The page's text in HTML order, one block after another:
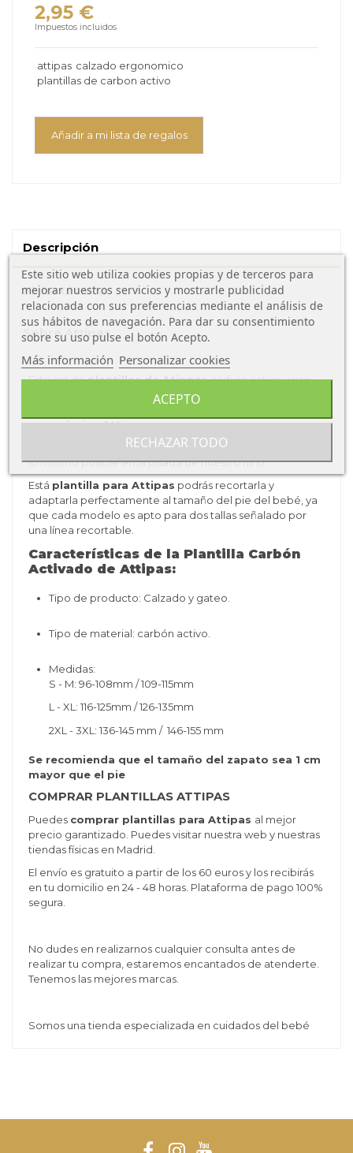
2,95 €
Impuestos incluidos
attipas calzado ergonomico
plantillas de carbon activo
Añadir a mi lista de regalos
Descripción
Ficha técnica
Sobre Attipas
Este set deplantillas de Atippascarbón activo y rizo,
viene en un novedoso material que ayudará a evitar el
ergonómico Attipas.
Además viene en un formato extra fino para que
lo mínimo posible en la pisada de nuestro niño.
Está plantilla para Attipas podrás recortarla y
adaptarla perfectamente al tamaño del pie del bebé, ya
que cada modelo es apto para dos tallas señalado por
una línea recortable.
Características de la Plantilla Carbón
Activado de Attipas:
Tipo de producto: Calzado y gateo.
Tipo de material: carbón activo.
Medidas:
S - M: 96-108mm / 109-115mm
L - XL: 116-125mm / 126-135mm
2XL - 3XL: 136-145 mm / 146-155 mm
Se recomienda que el tamaño del zapato sea 1 cm
mayor que el pie
COMPRAR PLANTILLAS ATTIPAS
Puedes comprar plantillas para Attipas al mejor
precio garantizado. Puedes visitar nuestra web y nuestras
tiendas físicas en Madrid.
El envío es gratuito a partir de los 60 euros y los recibirás
en tu domicilio en 24 - 48 horas. Plataforma de pago 100%
segura.
No dudes en realizarnos cualquier consulta antes de
realizar tu compra, estaremos encantados de atenderte.
Tenemos las mejores marcas.
Somos una tienda especializada en cuidados del bebé
Este sitio web utiliza cookies propias y de terceros para
mejorar nuestros servicios y mostrarle publicidad
relacionada con sus preferencias mediante el análisis de
sus hábitos de navegación. Para dar su consentimiento
sobre su uso pulse el botón Acepto.
Más información Personalizar cookies
RECHAZAR TODO
ACEPTO